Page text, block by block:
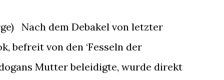
Nach dem Debakel von letzter
befreit von den ‘Fesseln der
Mutter beleidigte, wurde direkt